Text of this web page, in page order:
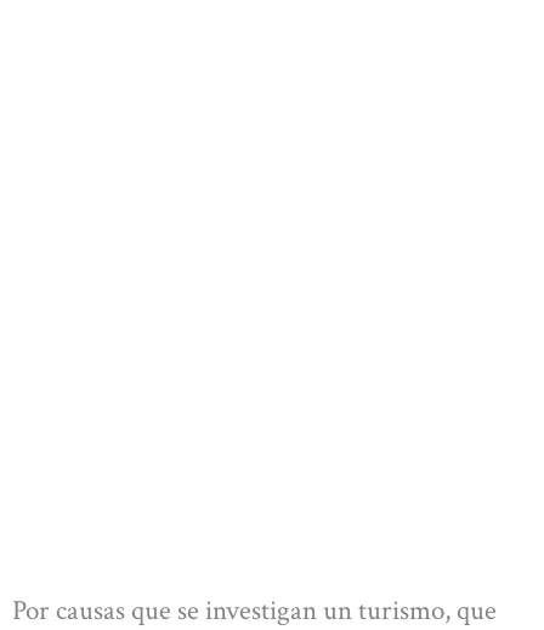
Por causas que se investigan un turismo, que